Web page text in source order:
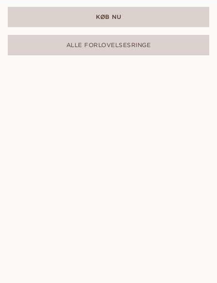
KØB NU
ALLE FORLOVELSESRINGE